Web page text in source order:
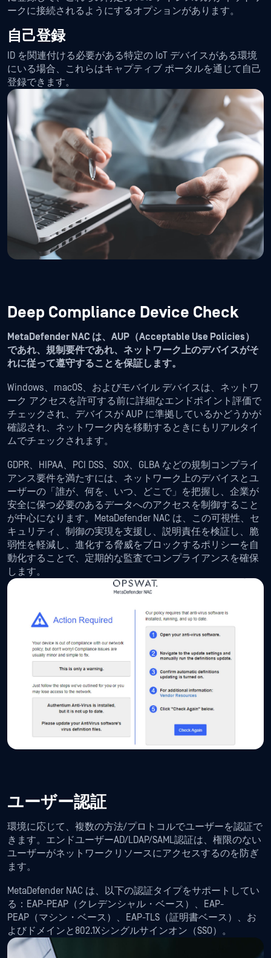
ークに接続されるようにするオプションがあります。
自己登録
ID を関連付ける必要がある特定の IoT デバイスがある環境
にいる場合、これらはキャプティブ ポータルを通じて自己
登録できます。
Deep Compliance Device Check
MetaDefender NAC は、AUP（Acceptable Use Policies）
であれ、規制要件であれ、ネットワーク上のデバイスがそ
れに従って遵守することを保証します。
Windows、macOS、およびモバイル デバイスは、ネットワ
ーク アクセスを許可する前に詳細なエンドポイント評価で
チェックされ、デバイスが AUP に準拠しているかどうかが
確認され、ネットワーク内を移動するときにもリアルタイ
ムでチェックされます。
GDPR、HIPAA、PCI DSS、SOX、GLBA などの規制コンプライ
アンス要件を満たすには、ネットワーク上のデバイスとユ
ーザーの「誰が、何を、いつ、どこで」を把握し、企業が
安全に保つ必要のあるデータへのアクセスを制御すること
が中心になります。MetaDefender NAC は、この可視性、セ
キュリティ、制御の実現を支援し、説明責任を検証し、脆
弱性を軽減し、進化する脅威をブロックするポリシーを自
動化することで、定期的な監査でコンプライアンスを確保
します。
ユーザー認証
環境に応じて、複数の方法/プロトコルでユーザーを認証で
きます。エンドユーザーAD/LDAP/SAML認証は、権限のない
ユーザーがネットワークリソースにアクセスするのを防ぎ
ます。
MetaDefender NAC は、以下の認証タイプをサポートしてい
る：EAP-PEAP（クレデンシャル・ベース）、EAP-
PEAP（マシン・ベース）、EAP-TLS（証明書ベース）、お
よびドメインと802.1Xシングルサインオン（SSO）。